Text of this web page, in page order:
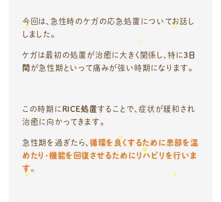
今回は、急性時のケガの応急処置についてお話し
しました。
ケガは最初の処置が治癒に大きく関係し、特に3日
間 が急性期といって痛みが強い時期になります。
この時期にRICE処置することで、症状が緩和され
治癒に向かってきます。
急性期を過ぎたら、 循環を良くするために患部を温
めたり・機能を回復させるためにリハビリを行いま
す。